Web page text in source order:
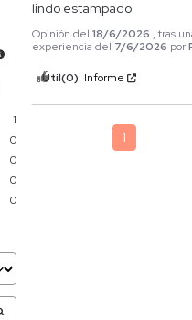
1
0
0
0
0
lindo estampado
Opinión del18/6/2026 , tras
experiencia del 7/6/2026 por
Útil(0) Informe
1